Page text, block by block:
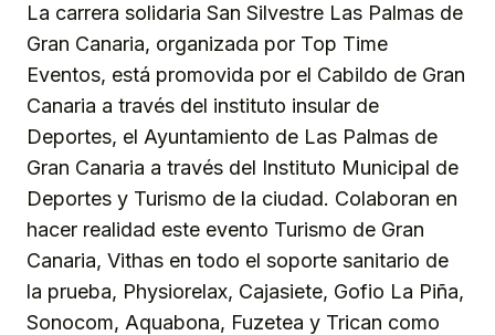
La carrera solidaria San Silvestre Las Palmas de
Gran Canaria, organizada por Top Time
Eventos, está promovida por el Cabildo de Gran
Canaria a través del instituto insular de
Deportes, el Ayuntamiento de Las Palmas de
Gran Canaria a través del Instituto Municipal de
Deportes y Turismo de la ciudad. Colaboran en
hacer realidad este evento Turismo de Gran
Canaria, Vithas en todo el soporte sanitario de
la prueba, Physiorelax, Cajasiete, Gofio La Piña,
Sonocom, Aquabona, Fuzetea y Trican como